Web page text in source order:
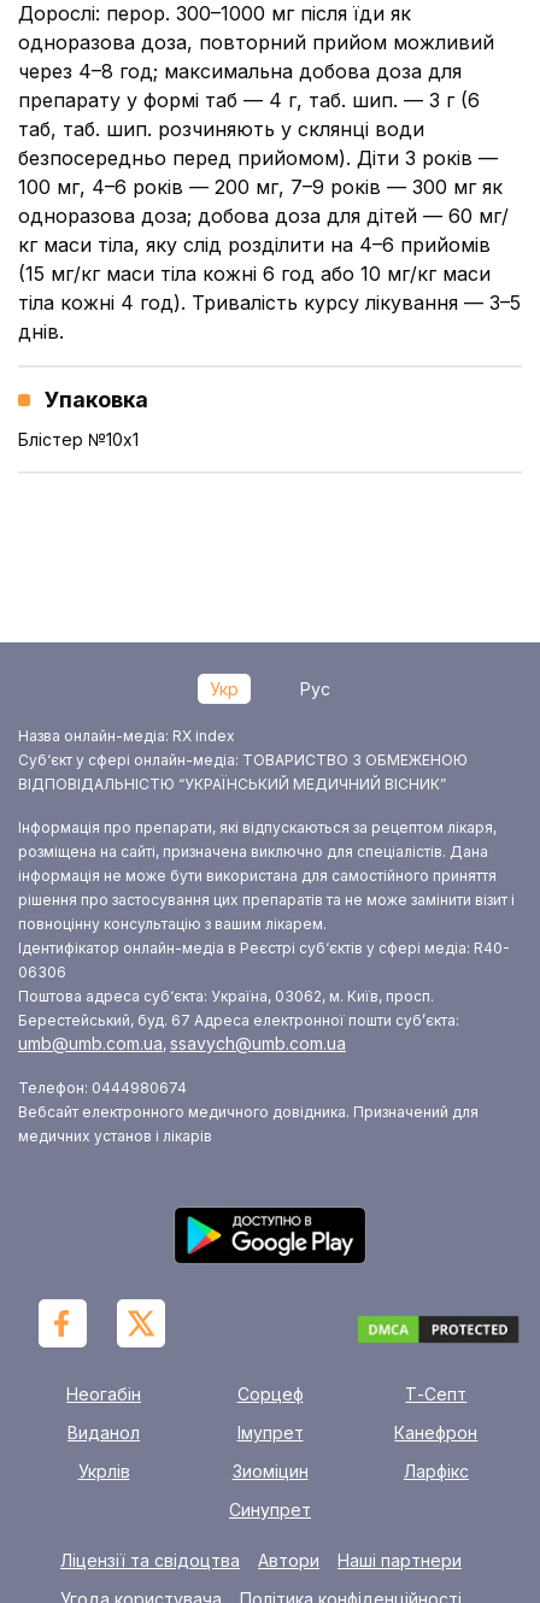
Дорослі: перор. 300–1000 мг після їди як
одноразова доза, повторний прийом можливий
через 4–8 год; максимальна добова доза для
препарату у формі таб — 4 г, таб. шип. — 3 г (6
таб, таб. шип. розчиняють у склянці води
безпосередньо перед прийомом). Діти 3 років —
100 мг, 4–6 років — 200 мг, 7–9 років — 300 мг як
одноразова доза; добова доза для дітей — 60 мг/
кг маси тіла, яку слід розділити на 4–6 прийомів
(15 мг/кг маси тіла кожні 6 год або 10 мг/кг маси
тіла кожні 4 год). Тривалість курсу лікування — 3–5
днів.
Упаковка
Блістер №10x1
Укр Рус
Назва онлайн-медіа: RX index
Суб‘єкт у сфері онлайн-медіа: ТОВАРИСТВО З ОБМЕЖЕНОЮ
ВІДПОВІДАЛЬНІСТЮ “УКРАЇНСЬКИЙ МЕДИЧНИЙ ВІСНИК”
Інформація про препарати, які відпускаються за рецептом лікаря,
розміщена на сайті, призначена виключно для спеціалістів. Дана
інформація не може бути використана для самостійного приняття
рішення про застосування цих препаратів та не може замінити візит і
повноцінну консультацію з вашим лікарем.
Ідентифікатор онлайн-медіа в Реєстрі суб‘єктів у сфері медіа: R40-
06306
Поштова адреса суб‘єкта: Україна, 03062, м. Київ, просп.
Берестейський, буд. 67 Адреса електронної пошти суб’єкта:
umb@umb.com.ua, ssavych@umb.com.ua
Телефон: 0444980674
Вебсайт електронного медичного довідника. Призначений для
медичних установ і лікарів
Неогабін Сорцеф
Т-Септ
Виданол
Імупрет
Канефрон
Укрлів
Зиоміцин
Ларфікс
Синупрет
Ліцензії та свідоцтва Автори
Наші партнери
Угода користувача
Політика конфіденційності